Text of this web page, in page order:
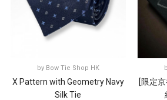
by Bow Tie Shop HK
X Pattern with Geometry Navy
Silk Tie
[限定